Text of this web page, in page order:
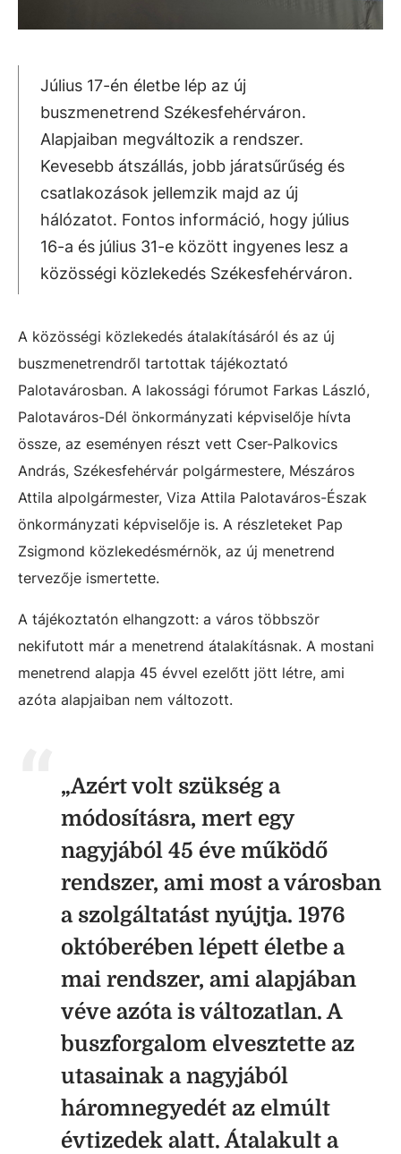
Július 17-én életbe lép az új
buszmenetrend Székesfehérváron.
Alapjaiban megváltozik a rendszer.
Kevesebb átszállás, jobb járatsűrűség és
csatlakozások jellemzik majd az új
hálózatot. Fontos információ, hogy július
16-a és július 31-e között ingyenes lesz a
közösségi közlekedés Székesfehérváron.
A közösségi közlekedés átalakításáról és az új
buszmenetrendről tartottak tájékoztató
Palotavárosban. A lakossági fórumot Farkas László,
Palotaváros-Dél önkormányzati képviselője hívta
össze, az eseményen részt vett Cser-Palkovics
András, Székesfehérvár polgármestere, Mészáros
Attila alpolgármester, Viza Attila Palotaváros-Észak
önkormányzati képviselője is. A részleteket Pap
Zsigmond közlekedésmérnök, az új menetrend
tervezője ismertette.
A tájékoztatón elhangzott: a város többször
nekifutott már a menetrend átalakításnak. A mostani
menetrend alapja 45 évvel ezelőtt jött létre, ami
azóta alapjaiban nem változott.
„Azért volt szükség a
módosításra, mert egy
nagyjából 45 éve működő
rendszer, ami most a városban
a szolgáltatást nyújtja. 1976
októberében lépett életbe a
mai rendszer, ami alapjában
véve azóta is változatlan. A
buszforgalom elvesztette az
utasainak a nagyjából
háromnegyedét az elmúlt
évtizedek alatt. Átalakult a